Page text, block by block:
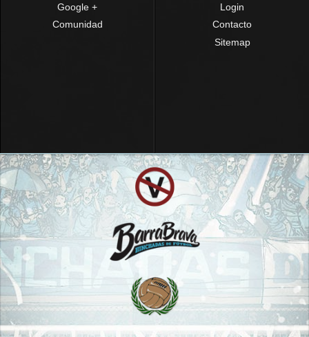
Google +
Comunidad
Login
Contacto
Sitemap